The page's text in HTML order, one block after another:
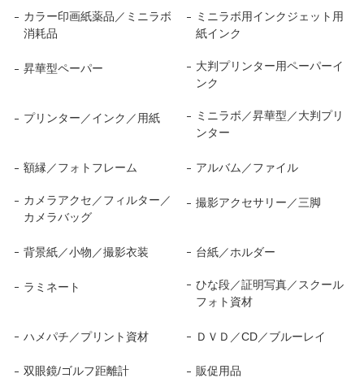
カラー印画紙薬品／ミニラボ
消耗品
ミニラボ用インクジェット用
紙インク
昇華型ペーパー
大判プリンター用ペーパーイ
ンク
プリンター／インク／用紙
ミニラボ／昇華型／大判プリ
ンター
額縁／フォトフレーム アルバム／ファイル
カメラアクセ／フィルター／
カメラバッグ
撮影アクセサリー／三脚
背景紙／小物／撮影衣装 台紙／ホルダー
ラミネート
ひな段／証明写真／スクール
フォト資材
ハメパチ／プリント資材 ＤＶＤ／CD／ブルーレイ
双眼鏡/ゴルフ距離計 販促用品